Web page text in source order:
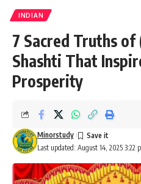
INDIAN
7 Sacred Truths of
Shashti That
Prosperity
Last updated: August 14, 2025 3:22
Minorstudy